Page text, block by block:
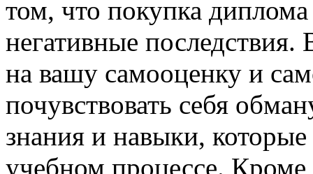
том, что покупка
негативные
на вашу самооценку и
почувствовать себя
знания и навыки,
учебном процессе.